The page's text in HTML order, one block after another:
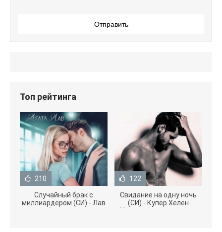
Отправить
Топ рейтинга
210
Случайный брак с
миллиардером (СИ) - Лав
Агата (полная версия
122
Свидание на одну ночь
(СИ) - Купер Хелен
(бесплатные серии книг